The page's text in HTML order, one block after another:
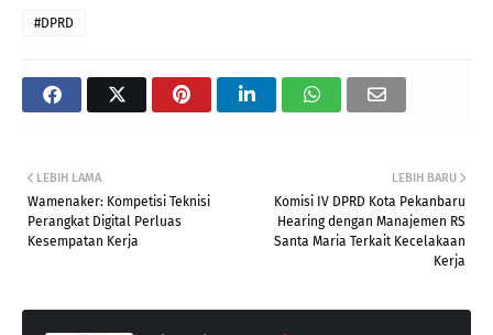
#DPRD
LEBIH BARU
Komisi IV DPRD Kota Pekanbaru
Hearing dengan Manajemen RS
Santa Maria Terkait Kecelakaan
Kerja
LEBIH LAMA
Wamenaker: Kompetisi Teknisi
Perangkat Digital Perluas
Kesempatan Kerja